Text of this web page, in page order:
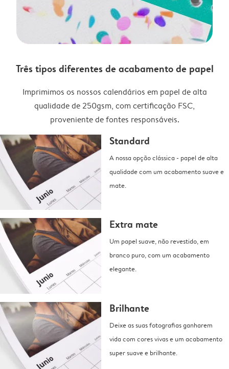
Três tipos diferentes de acabamento de papel
Imprimimos os nossos calendários em papel de alta
qualidade de 250gsm, com certificação FSC,
proveniente de fontes responsáveis.
Standard
A nossa opção clássica - papel de alta
qualidade com um acabamento suave e
mate.
Extra mate
Um papel suave, não revestido, em
branco puro, com um acabamento
elegante.
Brilhante
Deixe as suas fotografias ganharem
vida com cores vivas e um acabamento
super suave e brilhante.